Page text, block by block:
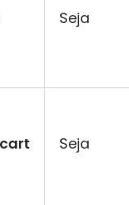
Seja
Seja